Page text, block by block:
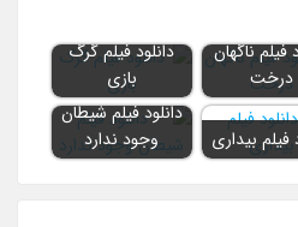
فیلم ناگهان
درخت
دانلود فیلم گرگ
بازی
فیلم بیداری
دانلود فیلم شیطان
وجود ندارد